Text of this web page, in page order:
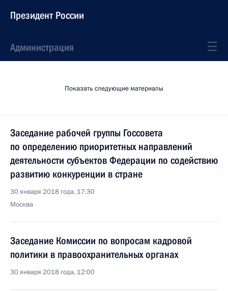
Президент России
Администрация
Показать следующие материалы
Заседание рабочей группы Госсовета
по определению приоритетных направлений
деятельности субъектов Федерации по содействию
развитию конкуренции в стране
30 января 2018 года, 17:30
Москва
Заседание Комиссии по вопросам кадровой
политики в правоохранительных органах
30 января 2018 года, 12:00